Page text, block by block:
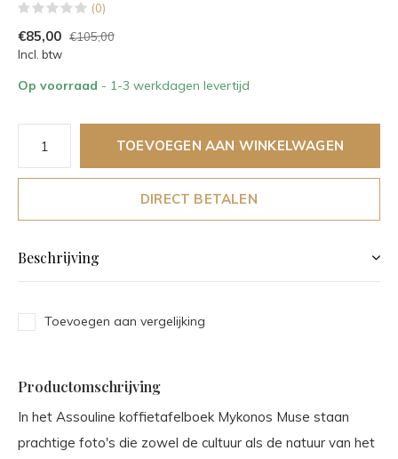
(0)
€85,00 €105,00
Incl. btw
Op voorraad - 1-3 werkdagen levertijd
TOEVOEGEN AAN WINKELWAGEN
DIRECT BETALEN
Beschrijving
Toevoegen aan vergelijking
Productomschrijving
In het Assouline koffietafelboek Mykonos Muse staan
prachtige foto's die zowel de cultuur als de natuur van het